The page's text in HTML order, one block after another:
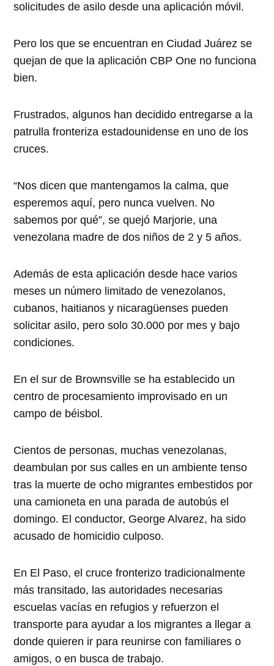
solicitudes de asilo desde una aplicación móvil.
Pero los que se encuentran en Ciudad Juárez se
quejan de que la aplicación CBP One no funciona
bien.
Frustrados, algunos han decidido entregarse a la
patrulla fronteriza estadounidense en uno de los
cruces.
“Nos dicen que mantengamos la calma, que
esperemos aquí, pero nunca vuelven. No
sabemos por qué”, se quejó Marjorie, una
venezolana madre de dos niños de 2 y 5 años.
Además de esta aplicación desde hace varios
meses un número limitado de venezolanos,
cubanos, haitianos y nicaragüenses pueden
solicitar asilo, pero solo 30.000 por mes y bajo
condiciones.
En el sur de Brownsville se ha establecido un
centro de procesamiento improvisado en un
campo de béisbol.
Cientos de personas, muchas venezolanas,
deambulan por sus calles en un ambiente tenso
tras la muerte de ocho migrantes embestidos por
una camioneta en una parada de autobús el
domingo. El conductor, George Alvarez, ha sido
acusado de homicidio culposo.
En El Paso, el cruce fronterizo tradicionalmente
más transitado, las autoridades necesarias
escuelas vacías en refugios y refuerzon el
transporte para ayudar a los migrantes a llegar a
donde quieren ir para reunirse con familiares o
amigos, o en busca de trabajo.